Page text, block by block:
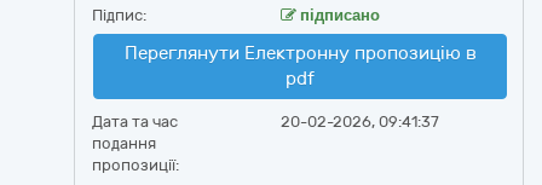
Підпис:
підписано
Переглянути Електронну пропозицію в
pdf
Дата та час
подання
пропозиції:
20-02-2026, 09:41:37